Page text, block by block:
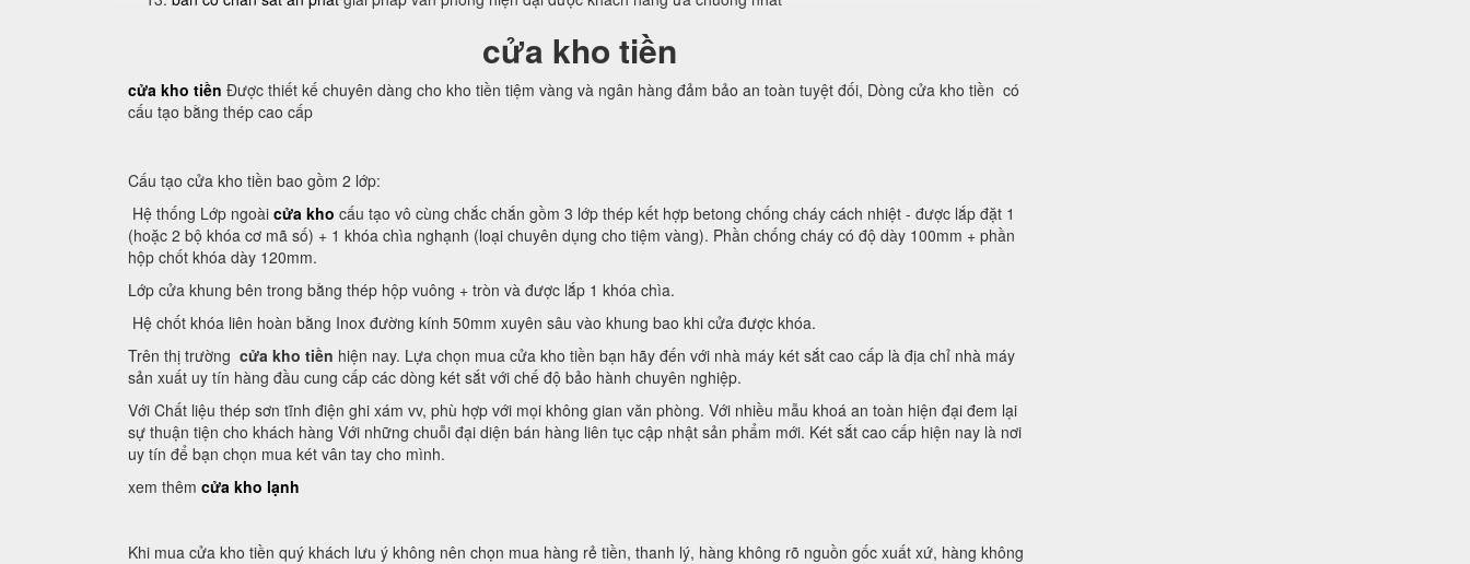
cửa kho tiền
cửa kho tiền Được thiết kế chuyên dàng cho kho tiền tiệm vàng và ngân hàng đảm bảo an toàn tuyệt đối, Dòng cửa kho tiền có
cấu tạo bằng thép cao cấp
Cấu tạo cửa kho tiền bao gồm 2 lớp:
Hệ thống Lớp ngoài cửa kho cấu tạo vô cùng chắc chắn gồm 3 lớp thép kết hợp betong chống cháy cách nhiệt - được lắp đặt 1
(hoặc 2 bộ khóa cơ mã số) + 1 khóa chìa nghạnh (loại chuyên dụng cho tiệm vàng). Phần chống cháy có độ dày 100mm + phần
hộp chốt khóa dày 120mm.
Lớp cửa khung bên trong bằng thép hộp vuông + tròn và được lắp 1 khóa chìa.
Hệ chốt khóa liên hoàn bằng Inox đường kính 50mm xuyên sâu vào khung bao khi cửa được khóa.
Trên thị trường cửa kho tiền hiện nay. Lựa chọn mua cửa kho tiền bạn hãy đến với nhà máy két sắt cao cấp là địa chỉ nhà máy
sản xuất uy tín hàng đầu cung cấp các dòng két sắt với chế độ bảo hành chuyên nghiệp.
Với Chất liệu thép sơn tĩnh điện ghi xám vv, phù hợp với mọi không gian văn phòng. Với nhiều mẫu khoá an toàn hiện đại đem lại
sự thuận tiện cho khách hàng Với những chuỗi đại diện bán hàng liên tục cập nhật sản phẩm mới. Két sắt cao cấp hiện nay là nơi
uy tín để bạn chọn mua két vân tay cho mình.
xem thêm cửa kho lạnh
Khi mua cửa kho tiền quý khách lưu ý không nên chọn mua hàng rẻ tiền, thanh lý, hàng không rõ nguồn gốc xuất xứ, hàng không